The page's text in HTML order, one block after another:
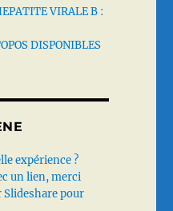
VIRALE B :
DISPONIBLES
expérience ?
un lien, merci
Slideshare pour